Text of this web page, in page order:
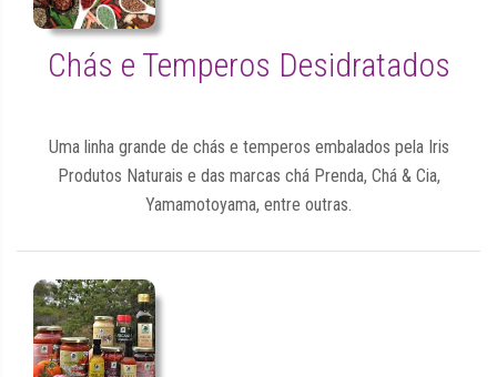
Chás e Temperos Desidratados
Uma linha grande de chás e temperos embalados pela Iris
Produtos Naturais e das marcas chá Prenda, Chá & Cia,
Yamamotoyama, entre outras.